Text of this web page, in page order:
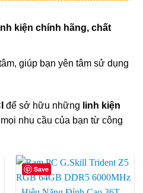
kiện chính hãng, chất
giúp bạn yên tâm sử dụng
để sở hữu những linh kiện
nhu cầu của bạn từ công
Save